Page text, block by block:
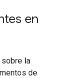
en
la
de